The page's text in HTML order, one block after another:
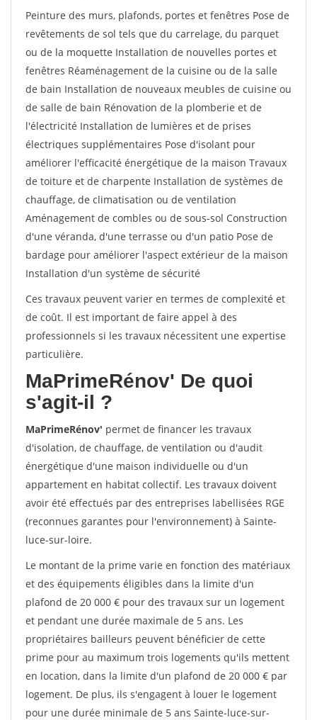
Peinture des murs, plafonds, portes et fenêtres Pose de
revêtements de sol tels que du carrelage, du parquet
ou de la moquette Installation de nouvelles portes et
fenêtres Réaménagement de la cuisine ou de la salle
de bain Installation de nouveaux meubles de cuisine ou
de salle de bain Rénovation de la plomberie et de
l'électricité Installation de lumières et de prises
électriques supplémentaires Pose d'isolant pour
améliorer l'efficacité énergétique de la maison Travaux
de toiture et de charpente Installation de systèmes de
chauffage, de climatisation ou de ventilation
Aménagement de combles ou de sous-sol Construction
d'une véranda, d'une terrasse ou d'un patio Pose de
bardage pour améliorer l'aspect extérieur de la maison
Installation d'un système de sécurité
Ces travaux peuvent varier en termes de complexité et
de coût. Il est important de faire appel à des
professionnels si les travaux nécessitent une expertise
particulière.
MaPrimeRénov' De quoi
s'agit-il ?
MaPrimeRénov' permet de financer les travaux
d'isolation, de chauffage, de ventilation ou d'audit
énergétique d'une maison individuelle ou d'un
appartement en habitat collectif. Les travaux doivent
avoir été effectués par des entreprises labellisées RGE
(reconnues garantes pour l'environnement) à Sainte-
luce-sur-loire.
Le montant de la prime varie en fonction des matériaux
et des équipements éligibles dans la limite d'un
plafond de 20 000 € pour des travaux sur un logement
et pendant une durée maximale de 5 ans. Les
propriétaires bailleurs peuvent bénéficier de cette
prime pour au maximum trois logements qu'ils mettent
en location, dans la limite d'un plafond de 20 000 € par
logement. De plus, ils s'engagent à louer le logement
pour une durée minimale de 5 ans Sainte-luce-sur-